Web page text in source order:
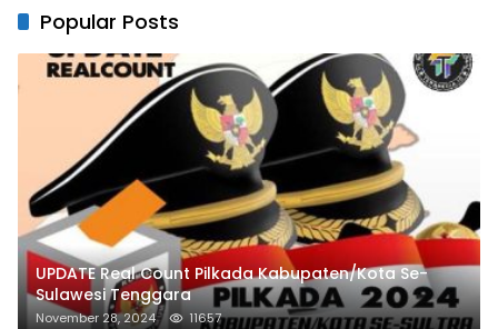
Popular Posts
UPDATE Real Count Pilkada Kabupaten/Kota Se-
Sulawesi Tenggara
November 28, 2024 11657